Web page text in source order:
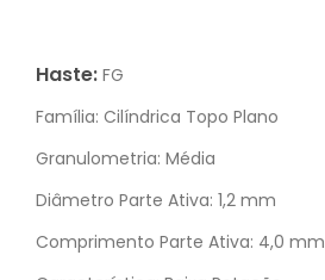
Haste: FG
Família: Cilíndrica Topo Plano
Granulometria: Média
Diâmetro Parte Ativa: 1,2 mm
Comprimento Parte Ativa: 4,0 mm